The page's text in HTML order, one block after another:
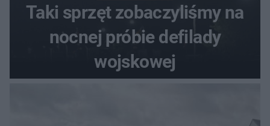
Taki sprzęt zobaczyliśmy na
nocnej próbie defilady
wojskowej